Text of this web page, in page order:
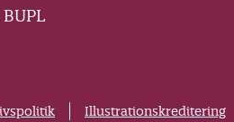
Illustrationskreditering